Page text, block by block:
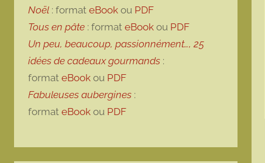
Noël : format eBook ou PDF
Tous en pâte : format eBook ou PDF
Un peu, beaucoup, passionnément…, 25
idées de cadeaux gourmands :
format eBook ou PDF
Fabuleuses aubergines :
format eBook ou PDF